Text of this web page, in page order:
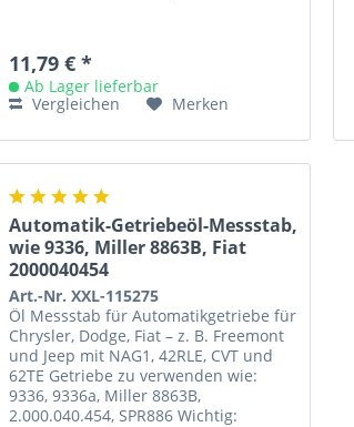
11,79 € *
Ab Lager lieferbar
Vergleichen
Merken
Automatik-Getriebeöl-Messstab,
wie 9336, Miller 8863B, Fiat
2000040454
Art.-Nr. XXL-115275
Öl Messstab für Automatikgetriebe für
Chrysler, Dodge, Fiat – z. B. Freemont
und Jeep mit NAG1, 42RLE, CVT und
62TE Getriebe zu verwenden wie:
9336, 9336a, Miller 8863B,
2.000.040.454, SPR886 Wichtig: